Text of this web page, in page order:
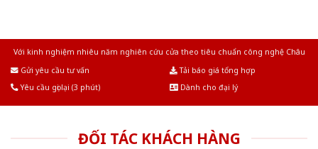
Với kinh nghiệm nhiêu năm nghiên cứu cửa theo tiêu chuẩn công nghệ Châu
Gửi yêu cầu tư vấn
Tải báo giá tổng hợp
Yêu cầu gọi lại (3 phút)
Dành cho đại lý
ĐỐI TÁC KHÁCH HÀNG